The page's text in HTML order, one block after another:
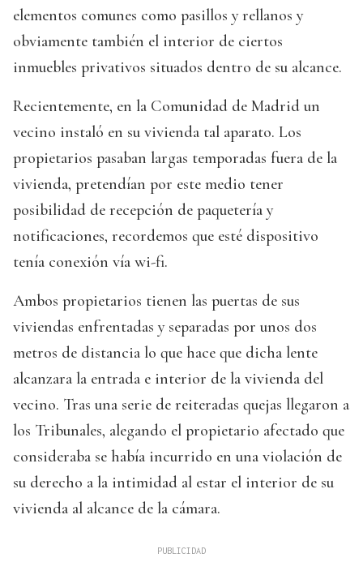
elementos comunes como pasillos y rellanos y
obviamente también el interior de ciertos
inmuebles privativos situados dentro de su alcance.
Recientemente, en la Comunidad de Madrid un
vecino instaló en su vivienda tal aparato. Los
propietarios pasaban largas temporadas fuera de la
vivienda, pretendían por este medio tener
posibilidad de recepción de paquetería y
notificaciones, recordemos que esté dispositivo
tenía conexión vía wi-fi.
Ambos propietarios tienen las puertas de sus
viviendas enfrentadas y separadas por unos dos
metros de distancia lo que hace que dicha lente
alcanzara la entrada e interior de la vivienda del
vecino. Tras una serie de reiteradas quejas llegaron a
los Tribunales, alegando el propietario afectado que
consideraba se había incurrido en una violación de
su derecho a la intimidad al estar el interior de su
vivienda al alcance de la cámara.